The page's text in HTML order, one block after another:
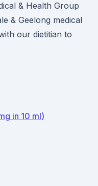
& Health Group
& Geelong medical
our dietitian to
in 10 ml)